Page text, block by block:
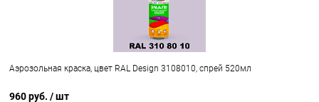
Аэрозольная краска, цвет RAL Design 3108010, спрей 520мл
960 руб. / шт